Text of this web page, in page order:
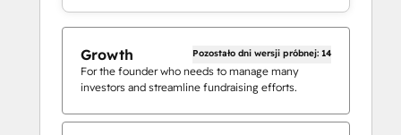
Growth Pozostało dni wersji próbnej: 14
For the founder who needs to manage many
investors and streamline fundraising efforts.